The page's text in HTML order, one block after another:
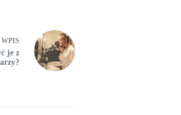
WPIS
je z